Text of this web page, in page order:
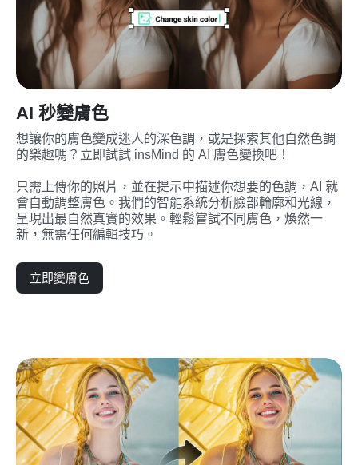
AI 秒變膚色
想讓你的膚色變成迷人的深色調，或是探索其他自然色調
的樂趣嗎？立即試試 insMind 的 AI 膚色變換吧！
只需上傳你的照片，並在提示中描述你想要的色調，AI 就
會自動調整膚色。我們的智能系統分析臉部輪廓和光線，
呈現出最自然真實的效果。輕鬆嘗試不同膚色，煥然一
新，無需任何編輯技巧。
立即變膚色